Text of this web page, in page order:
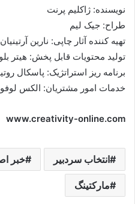
نویسنده: ژاکلیم پرنت
طراح: جیک لیم
تهیه کننده آثار چاپی: نارین آرتینیان
تولید محتویات قابل پخش: هیتر
برنامه ریز استراتژیک: پاسکال
خدمات امور مشتریان: الکس
www.creativity-online.com
انتخاب سردبیر خبر
مارکتینگ